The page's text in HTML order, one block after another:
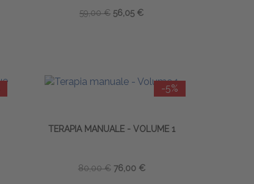
59,00 € 56,05 €
-5%
TERAPIA MANUALE - VOLUME 1
80,00 € 76,00 €